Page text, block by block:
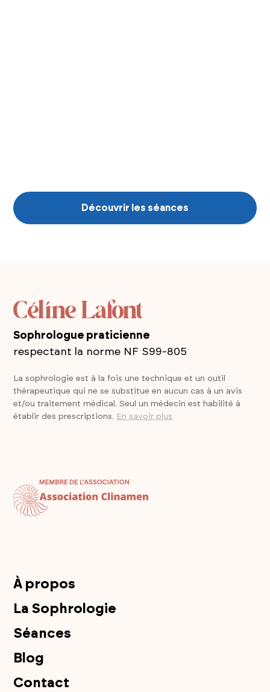
Découvrir les séances
Céline Lafont
Sophrologue praticienne
respectant la norme NF S99-805
La sophrologie est à la fois une technique et un outil
thérapeutique qui ne se substitue en aucun cas à un avis
et/ou traitement médical. Seul un médecin est habilité à
établir des prescriptions. En savoir plus
À propos
La Sophrologie
Séances
Blog
Contact